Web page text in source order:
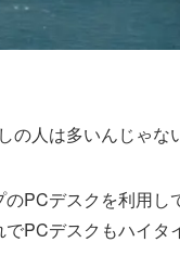
の人は多いんじゃな
PCデスクを利用
PCデスクもハイタ